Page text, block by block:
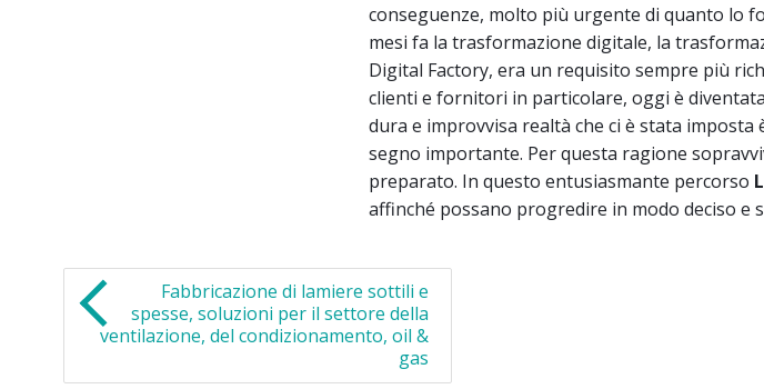
conseguenze, molto più urgente di quanto lo
mesi fa la trasformazione digitale, la
Digital Factory, era un requisito sempre più
clienti e fornitori in particolare, oggi è
dura e improvvisa realtà che ci è stata
segno importante. Per questa ragione
preparato. In questo entusiasmante percorso
affinché possano progredire in modo deciso e
Fabbricazione di lamiere sottili e
spesse, soluzioni per il settore della
ventilazione, del condizionamento, oil &
gas